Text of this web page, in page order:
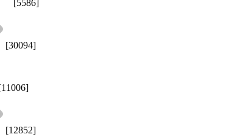
[5586]
[30094]
[12852]